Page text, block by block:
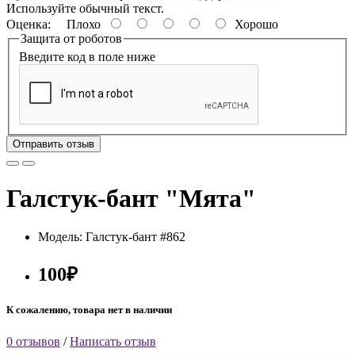
Используйте обычный текст.
Оценка: Плохо
Хорошо
Защита от роботов
Введите код в поле ниже
Отправить отзыв
Галстук-бант "Мята"
Модель: Галстук-бант #862
100₽
К сожалению, товара нет в наличии
0 отзывов /Написать отзыв